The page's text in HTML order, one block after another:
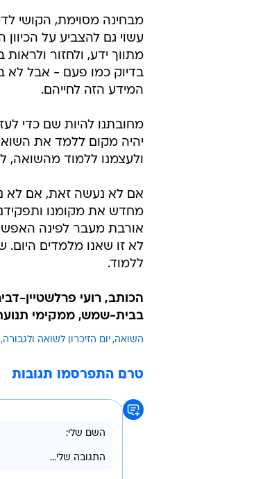
מבחינה מסוימת, הקושי
עשוי גם להצביע על
מתווך ידע, ולחזור
בדיוק כמו פעם - אבל לא
המידע הזה לחייהם.
מחובתנו להיות שם כדי
יהיה מקום ללמד את
ולעצמנו ללמוד מהשואה,
אם לא נעשה זאת, אם לא
מחדש את מקומנו ותפקידנו
אורבת מעבר לפינה
לא זו שאנו מלמדים
ללמוד.
הכותב, רועי פרלשטיין-
בבית-שמש, ממקימי
השואה יום הזיכרון לשואה ולגבורה
טרם התפרסמו תגובות